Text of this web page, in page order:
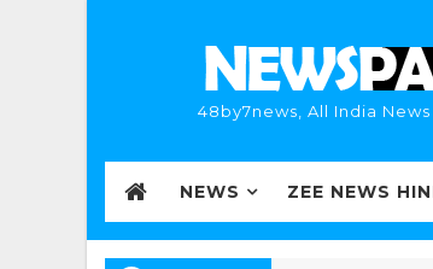
48by7news, All India
NEWS ZEE NEWS